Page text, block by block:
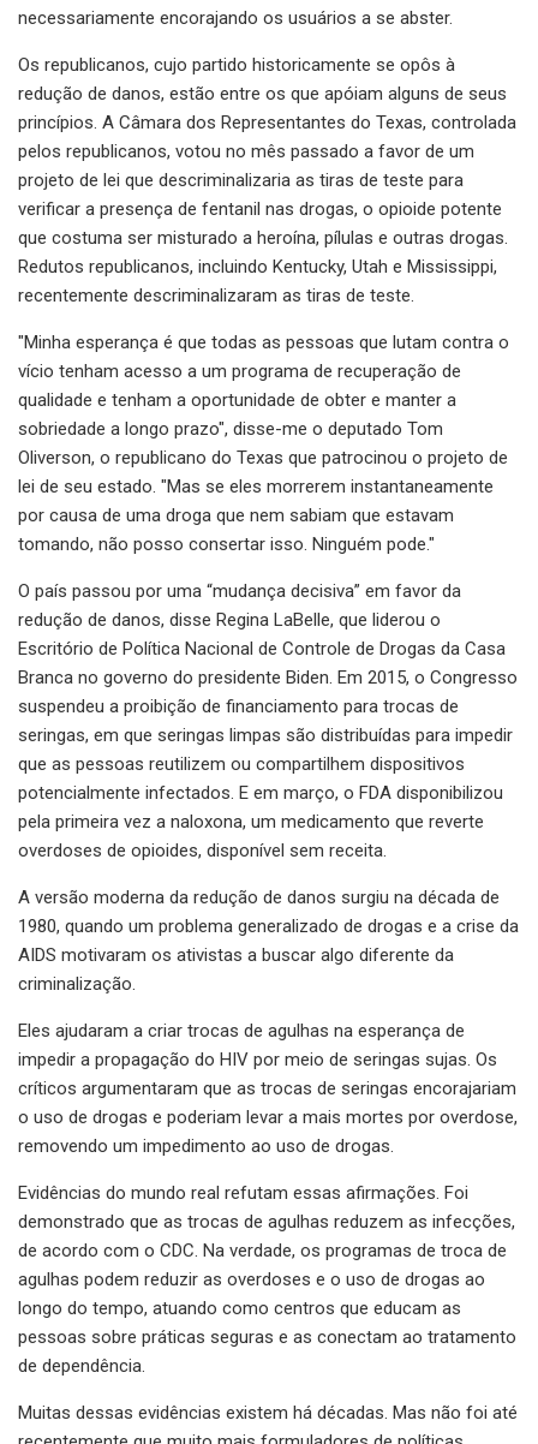
necessariamente encorajando os usuários a se abster.
Os republicanos, cujo partido historicamente se opôs à
redução de danos, estão entre os que apóiam alguns de seus
princípios. A Câmara dos Representantes do Texas, controlada
pelos republicanos, votou no mês passado a favor de um
projeto de lei que descriminalizaria as tiras de teste para
verificar a presença de fentanil nas drogas, o opioide potente
que costuma ser misturado a heroína, pílulas e outras drogas.
Redutos republicanos, incluindo Kentucky, Utah e Mississippi,
recentemente descriminalizaram as tiras de teste.
"Minha esperança é que todas as pessoas que lutam contra o
vício tenham acesso a um programa de recuperação de
qualidade e tenham a oportunidade de obter e manter a
sobriedade a longo prazo", disse-me o deputado Tom
Oliverson, o republicano do Texas que patrocinou o projeto de
lei de seu estado. "Mas se eles morrerem instantaneamente
por causa de uma droga que nem sabiam que estavam
tomando, não posso consertar isso. Ninguém pode."
O país passou por uma “mudança decisiva” em favor da
redução de danos, disse Regina LaBelle, que liderou o
Escritório de Política Nacional de Controle de Drogas da Casa
Branca no governo do presidente Biden. Em 2015, o Congresso
suspendeu a proibição de financiamento para trocas de
seringas, em que seringas limpas são distribuídas para impedir
que as pessoas reutilizem ou compartilhem dispositivos
potencialmente infectados. E em março, o FDA disponibilizou
pela primeira vez a naloxona, um medicamento que reverte
overdoses de opioides, disponível sem receita.
A versão moderna da redução de danos surgiu na década de
1980, quando um problema generalizado de drogas e a crise da
AIDS motivaram os ativistas a buscar algo diferente da
criminalização.
Eles ajudaram a criar trocas de agulhas na esperança de
impedir a propagação do HIV por meio de seringas sujas. Os
críticos argumentaram que as trocas de seringas encorajariam
o uso de drogas e poderiam levar a mais mortes por overdose,
removendo um impedimento ao uso de drogas.
Evidências do mundo real refutam essas afirmações. Foi
demonstrado que as trocas de agulhas reduzem as infecções,
de acordo com o CDC. Na verdade, os programas de troca de
agulhas podem reduzir as overdoses e o uso de drogas ao
longo do tempo, atuando como centros que educam as
pessoas sobre práticas seguras e as conectam ao tratamento
de dependência.
Muitas dessas evidências existem há décadas. Mas não foi até